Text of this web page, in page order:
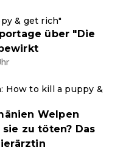
& get rich"
über "Die
How to kill a puppy &
Welpen
zu töten? Das